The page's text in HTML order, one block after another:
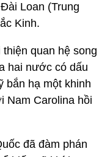
Loan (Trung
Kinh.
quan hệ song
hai nước có dấu
bắn hạ một khinh
Nam Carolina hồi
đã đàm phán